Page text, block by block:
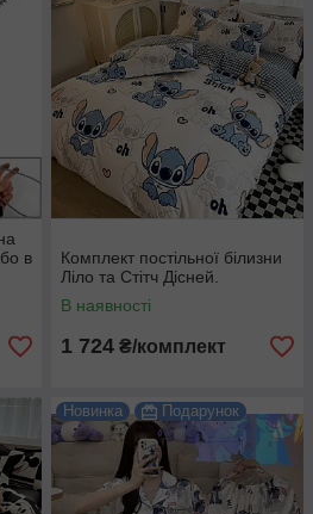
в
Комплект постільної білизни
Ліло та Стітч Дісней.
В наявності
1 724 ₴/комплект
Новинка Подарунок